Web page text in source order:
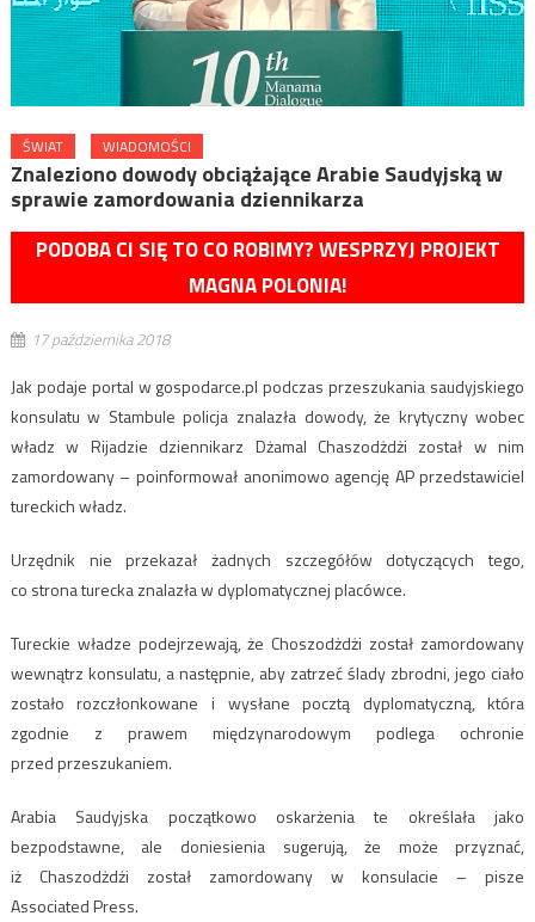
ŚWIAT WIADOMOŚCI
Znaleziono dowody obciążające Arabie Saudyjską w
sprawie zamordowania dziennikarza
PODOBA CI SIĘ TO CO ROBIMY? WESPRZYJ PROJEKT
MAGNA POLONIA!
17 października 2018
Jak podaje portal w gospodarce.pl podczas przeszukania saudyjskiego
konsulatu w Stambule policja znalazła dowody, że krytyczny wobec
władz w Rijadzie dziennikarz Dżamal Chaszodżdżi został w nim
zamordowany – poinformował anonimowo agencję AP przedstawiciel
tureckich władz.
Urzędnik nie przekazał żadnych szczegółów dotyczących tego,
co strona turecka znalazła w dyplomatycznej placówce.
Tureckie władze podejrzewają, że Choszodżdżi został zamordowany
wewnątrz konsulatu, a następnie, aby zatrzeć ślady zbrodni, jego ciało
zostało rozczłonkowane i wysłane pocztą dyplomatyczną, która
zgodnie z prawem międzynarodowym podlega ochronie
przed przeszukaniem.
Arabia Saudyjska początkowo oskarżenia te określała jako
bezpodstawne, ale doniesienia sugerują, że może przyznać,
iż Chaszodżdżi został zamordowany w konsulacie – pisze
Associated Press.